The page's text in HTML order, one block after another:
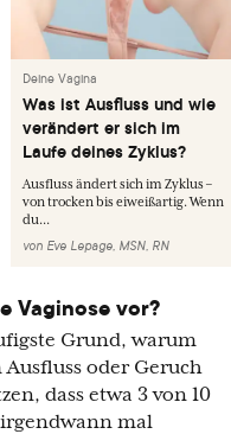
Deine Vagina
Was ist Ausfluss und wie
verändert er sich im
Laufe deines Zyklus?
Ausfluss ändert sich im Zyklus –
von trocken bis eiweißartig. Wenn
du...
von Eve Lepage, MSN, RN
Vaginose vor?
Grund, warum
oder Geruch
dass etwa 3 von 10
mal